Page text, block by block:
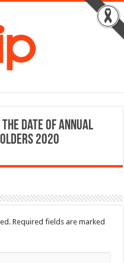
the date of Annual
2020
Required fields are marked